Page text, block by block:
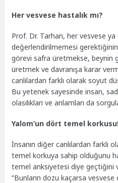
Her vesvese hastalık mı?
Prof. Dr. Tarhan, her vesvese ya
değerlendirilmemesi gerektiğinin
görevi safra üretmekse, beynin
üretmek ve davranışa karar
canlılardan farklı olarak soyut
Bu yetenek sayesinde insan,
olasılıkları ve anlamları da
Yalom’un dört temel
İnsanın diğer canlılardan farklı
temel korkuya sahip olduğunu
temel anksiyetesi diye geçtiğini
“Bunların dozu kaçarsa